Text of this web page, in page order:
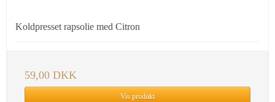
Koldpresset rapsolie med Citron
59,00 DKK
Vis produkt